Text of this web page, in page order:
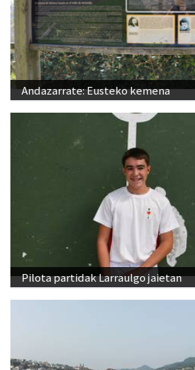
Andazarrate: Eusteko kemena
Pilota partidak Larraulgo jaietan